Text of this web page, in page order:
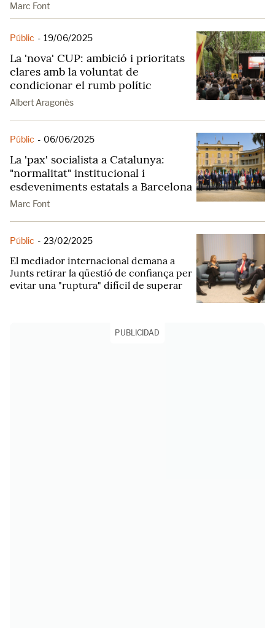
Marc Font
Públic - 19/06/2025
La 'nova' CUP: ambició i prioritats
clares amb la voluntat de
condicionar el rumb polític
Albert Aragonès
Públic - 06/06/2025
La 'pax' socialista a Catalunya:
"normalitat" institucional i
esdeveniments estatals a Barcelona
Marc Font
Públic - 23/02/2025
El mediador internacional demana a
Junts retirar la qüestió de confiança per
evitar una "ruptura" difícil de superar
PUBLICIDAD